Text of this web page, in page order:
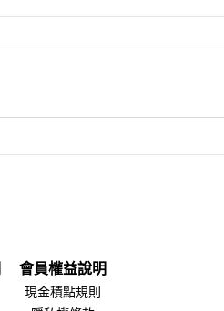
會員權益說明
現金積點規則